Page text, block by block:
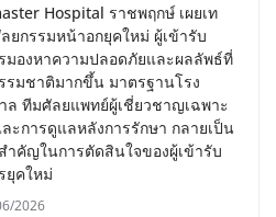
Hospital ราชพฤกษ์ เผยเท
ยกรรมหน้าอกยุคใหม่ ผู้เข้ารับ
มองหาความปลอดภัยและผลลัพธ์ที่
รมชาติมากขึ้น มาตรฐานโรง
ล ทีมศัลยแพทย์ผู้เชี่ยวชาญเฉพาะ
ะการดูแลหลังการรักษา กลายเป็น
ำคัญในการตัดสินใจของผู้เข้ารับ
ยุคใหม่
2026